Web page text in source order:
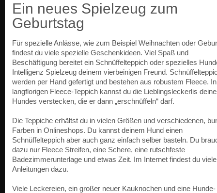
Ein neues Spielzeug zum
Geburtstag
Für spezielle Anlässe, wie zum Beispiel Weihnachten oder
findest du viele spezielle Geschenkideen. Viel Spaß und
Beschäftigung bereitet ein Schnüffelteppich oder spezielles
Intelligenz Spielzeug deinem vierbeinigen Freund.
werden per Hand gefertigt und bestehen aus robustem Fleece.
langflorigen Fleece-Teppich kannst du die Lieblingsleckerlis
Hundes verstecken, die er dann „erschnüffeln“ darf.
Die Teppiche erhältst du in vielen Größen und verschiedenen,
Farben in Onlineshops. Du kannst deinem Hund einen
Schnüffelteppich aber auch ganz einfach selber basteln. Du
dazu nur Fleece Streifen, eine Schere, eine rutschfeste
Badezimmerunterlage und etwas Zeit. Im Internet findest du
Anleitungen dazu.
Viele Leckereien, ein großer neuer Kauknochen und eine Hunde-